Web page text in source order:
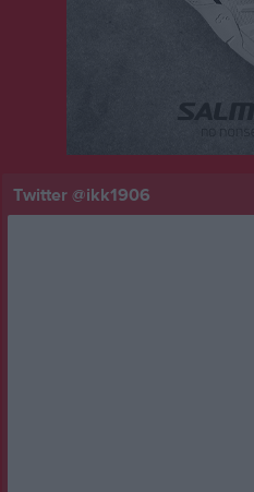
Twitter @ikk1906